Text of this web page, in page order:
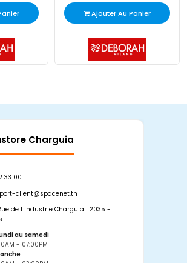
Ajouter Au Panier
Charguia
33 00
client@spacenet.tn
de L'industrie Charguia I 2035 -
au samedi
- 07:00PM